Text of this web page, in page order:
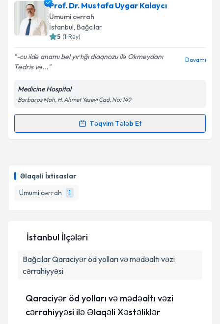
Əlaqəli İxtisaslar
Ümumi cərrah
1
Prof. Dr. Mustafa Uygar Kalaycı
Ümumi cərrah
İstanbul, Bağcılar
5 (1 Rəy)
-cu ildə anamı bel yırtığı diaqnozu ilə Okmeydanı
Tədris və...
Davamı
Medicine Hospital
Barbaros Mah, H. Ahmet Yesevi Cad, No: 149
Təqvim Tələb Et
Randevu Təqvimi Tələbi
randevu təqvimi tələbi yaradın. Bu mütəxəssisdən
randevu ala biləcəyiniz təqvim hazır olduqda e-poçt
ilə məlumatlandırılacaqsınız.
E-poçt Ünvanınız
Şəxsi məlumatlarımın emal edilməsinə dair
Aydınlatma Mətni
məlumatlarımın göstərilən çərçivədə emal
Təqvim Tələbini Göndər
İstanbul İlçələri
BağcılarQaraciyər öd yolları və mədəaltı vəzi
cərrahiyyəsi
Qaraciyər öd yolları və mədəaltı vəzi
cərrahiyyəsi ilə Əlaqəli Xəstəliklər